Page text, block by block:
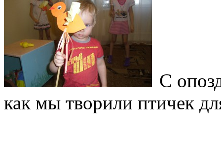
С
как мы творили птичек